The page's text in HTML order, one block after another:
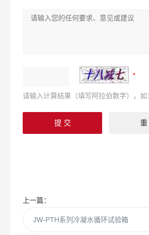
请输入计算结果（填写阿拉伯数字），如
上一篇：
JW-PTH系列冷凝水循环试验箱